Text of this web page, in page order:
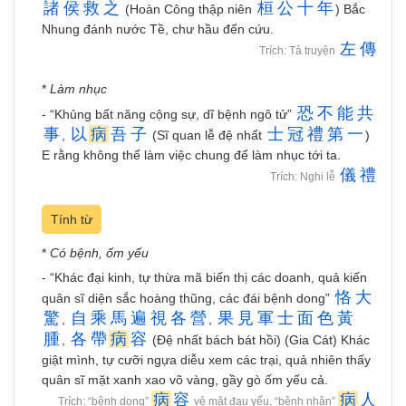
諸 侯 救 之 (Hoàn Công thập niên 桓 公 十 年) Bắc
Nhung đánh nước Tề, chư hầu đến cứu.
Trích: Tả truyện 左 傳
* Làm nhục
- “Khủng bất năng cộng sự, dĩ bệnh ngô tử” 恐 不 能 共
事
以 病 吾 子 (Sĩ quan lễ đệ nhất 士 冠 禮 第 一)
E rằng không thể làm việc chung để làm nhục tới ta.
Trích: Nghi lễ 儀 禮
Tính từ
* Có bệnh, ốm yếu
- “Khác đại kinh, tự thừa mã biến thị các doanh, quả kiến
quân sĩ diện sắc hoàng thũng, các đái bệnh dong” 恪 大
驚
自 乘 馬 遍 視 各 營 果 見 軍 士 面 色 黃
腫 各 帶 病 容 (Đệ nhất bách bát hồi) (Gia Cát) Khác
giật mình, tự cưỡi ngựa diễu xem các trại, quả nhiên thấy
quân sĩ mặt xanh xao võ vàng, gầy gò ốm yếu cả.
Trích: “bệnh dong” 病 容 vẻ mặt đau yếu, “bệnh nhân” 病 人